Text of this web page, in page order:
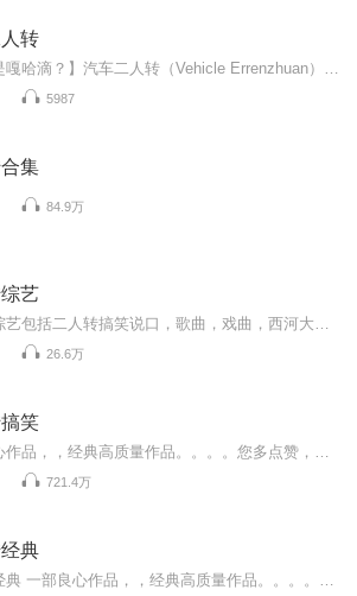
转
5987
集
84.9万
艺
26.6万
笑
721.4万
典